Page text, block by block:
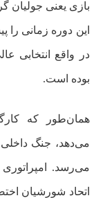
این دوره زمانی را
در واقع انتخابی
بوده است.
می‌دهد، جنگ
می‌رسد. امپراتوری
اتحاد شورشیان